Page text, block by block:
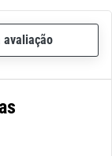
avaliação